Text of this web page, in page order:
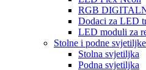
RGB
Dodaci za LED
LED moduli za
Stolne i podne svjetiljke
Stolna svjetiljka
Podna svjetiljka